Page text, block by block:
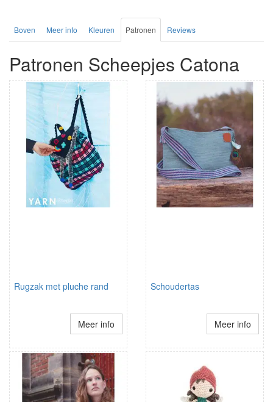
Boven Meer info Kleuren Patronen Reviews
Patronen Scheepjes Catona
Rugzak met pluche rand
Meer info
Schoudertas
Meer info